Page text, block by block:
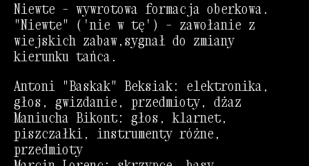
Niewte – wywrotowa formacja oberkowa.
"Niewte" ('nie w tę') – zawołanie z
wiejskich zabaw,sygnał do zmiany
kierunku tańca.
Antoni "Baskak" Beksiak: elektronika,
głos, gwizdanie, przedmioty, dżaz
Maniucha Bikont: głos, klarnet,
piszczałki, instrumenty różne,
przedmioty